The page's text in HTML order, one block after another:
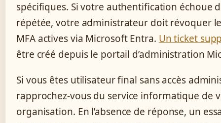
spécifiques. Si votre authentification échoue
répétée, votre administrateur doit révoquer
MFA actives via Microsoft Entra. Un ticket
être créé depuis le portail d’administration
Si vous êtes utilisateur final sans accès
rapprochez-vous du service informatique de
organisation. En l’absence de réponse, un